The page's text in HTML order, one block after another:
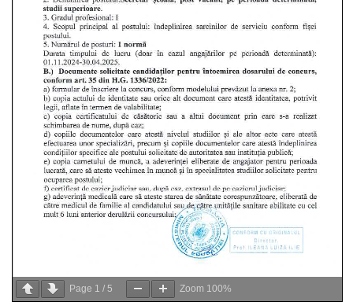
Page 1 / 5 Zoom 100%